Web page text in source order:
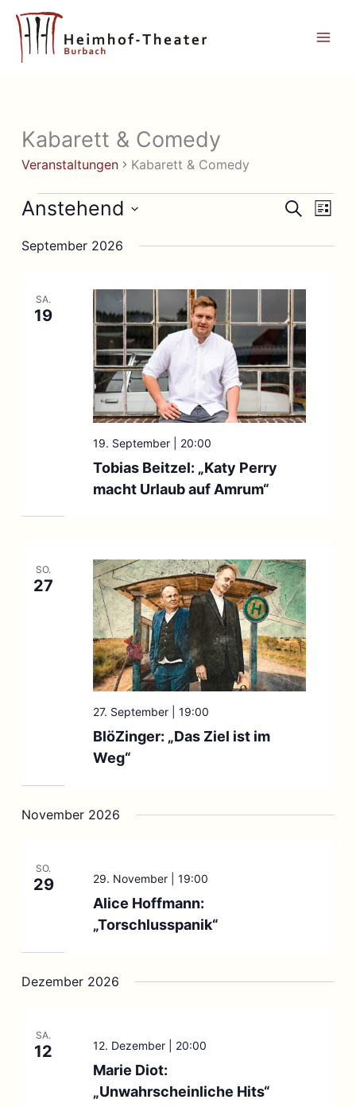
Inhalt
springen
Kabarett & Comedy
Veranstaltungen Kabarett & Comedy
Veranstaltungen
und
SucheListe
Anstehend
wählen.
September 2026
SA.
19
Tobias Beitzel: „Katy Perry
macht Urlaub auf Amrum“
19. September | 20:00
SO.
27
BlöZinger: „Das Ziel ist im
Weg“
27. September | 19:00
November 2026
SO.
29
Alice Hoffmann:
„Torschlusspanik“
29. November | 19:00
Dezember 2026
SA.
12
Marie Diot:
„Unwahrscheinliche Hits“
12. Dezember | 20:00